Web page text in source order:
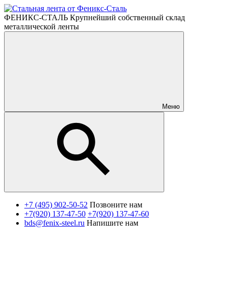
ФЕНИКС-СТАЛЬ Крупнейший собственный склад
металлической ленты
Меню
+7 (495) 902-50-52 Позвоните нам
+7(920) 137-47-50 +7(920) 137-47-60
bds@fenix-steel.ru Напишите нам